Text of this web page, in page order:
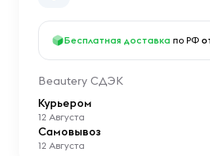
Бесплатная доставка по РФ
Beautery СДЭК
Курьером
12 Августа
Самовывоз
12 Августа